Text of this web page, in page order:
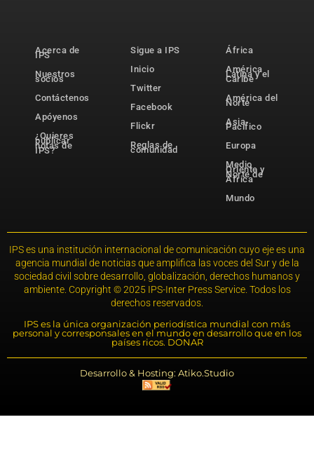
Acerca de
IPS
Nuestros
socios
Contáctenos
Apóyenos
¿Quieres
publicar
notas de
IPS?
Sigue a IPS
Inicio
Twitter
Facebook
Flickr
Reglas de
comunidad
África
América
Latina y el
Caribe
América del
Norte
Asia-
Pacífico
Europa
Medio
Oriente y
Norte de
África
Mundo
IPS es una institución internacional de comunicación cuyo eje es una
agencia mundial de noticias que amplifica las voces del Sur y de la
sociedad civil sobre desarrollo, globalización, derechos humanos y
ambiente. Copyright © 2025 IPS-Inter Press Service. Todos los
derechos reservados.
IPS es la única organización periodística mundial con más
personal y corresponsales en el mundo en desarrollo que en los
países ricos. DONAR
Desarrollo & Hosting: Atiko.Studio